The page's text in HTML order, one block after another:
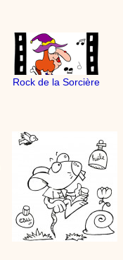
Rock de la Sorcière